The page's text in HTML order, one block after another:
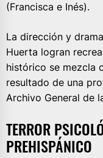
(Francisca e Inés).
La dirección y
Huerta logran
histórico se mezcla
resultado de una
Archivo General de
TERROR
PREHISPÁNICO